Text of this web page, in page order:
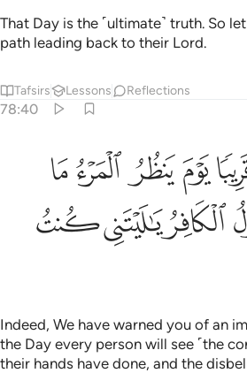
That Day is the ˹ultimate˺ truth. So
path leading back to their Lord.
Tafsirs Lessons Reflections
78:40
ينظر المرء ما قدمت يداه ويقول الكافر يا
يَوْمَ يَنظُرُ ٱلْمَرْءُ مَا قَدَّمَتْ يَدَاهُ وَيَقُولُ
ﲆﲇﲈﲉ
ﲍﲎﲏ
Indeed, We have warned you of an
the Day every person will see ˹the
their hands have done, and the